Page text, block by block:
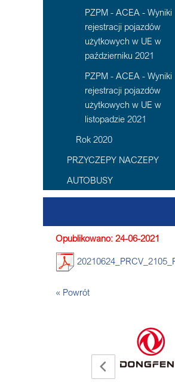
PZPM - ACEA - Wyniki
rejestracji pojazdów
użytkowych w UE w
październiku 2021
PZPM - ACEA - Wyniki
rejestracji pojazdów
użytkowych w UE w
listopadzie 2021
Rok 2020
PRZYCZEPY NACZEPY
AUTOBUSY
Opublikowano: 24-06-2021
« Powrót